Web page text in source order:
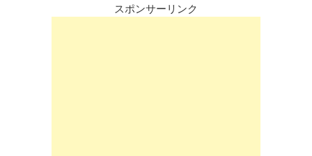
スポンサーリンク